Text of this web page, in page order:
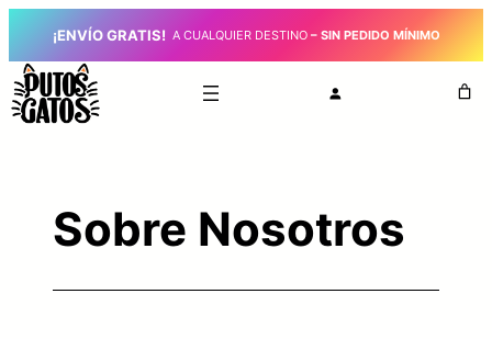
Saltar
al
contenido
¡ENVÍO GRATIS! A CUALQUIER DESTINO– SIN PEDIDO MÍNIMO
Sobre Nosotros